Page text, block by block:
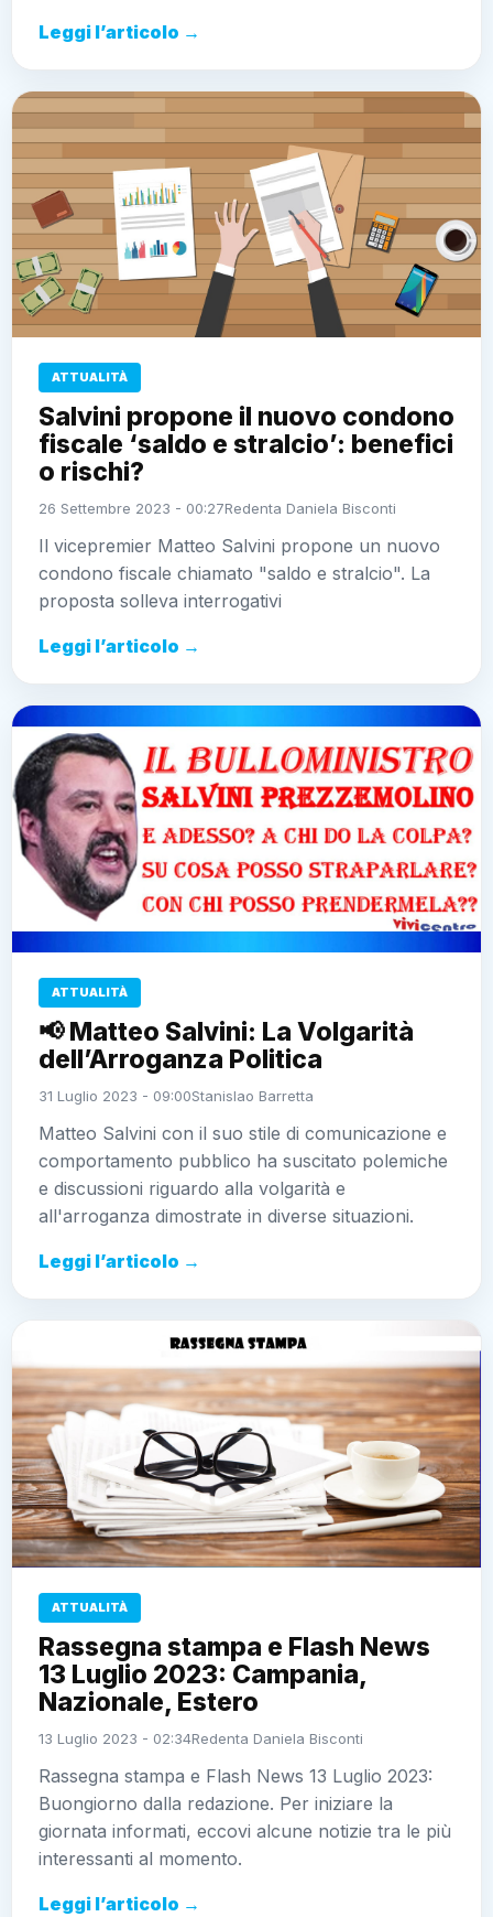
Leggi l’articolo →
ATTUALITÀ
Salvini propone il nuovo condono
fiscale ‘saldo e stralcio’: benefici
o rischi?
26 Settembre 2023 - 00:27Redenta Daniela Bisconti
Il vicepremier Matteo Salvini propone un nuovo
condono fiscale chiamato "saldo e stralcio". La
proposta solleva interrogativi
Leggi l’articolo →
ATTUALITÀ
📢 Matteo Salvini: La Volgarità
dell’Arroganza Politica
31 Luglio 2023 - 09:00Stanislao Barretta
Matteo Salvini con il suo stile di comunicazione e
comportamento pubblico ha suscitato polemiche
e discussioni riguardo alla volgarità e
all'arroganza dimostrate in diverse situazioni.
Leggi l’articolo →
ATTUALITÀ
Rassegna stampa e Flash News
13 Luglio 2023: Campania,
Nazionale, Estero
13 Luglio 2023 - 02:34Redenta Daniela Bisconti
Rassegna stampa e Flash News 13 Luglio 2023:
Buongiorno dalla redazione. Per iniziare la
giornata informati, eccovi alcune notizie tra le più
interessanti al momento.
Leggi l’articolo →